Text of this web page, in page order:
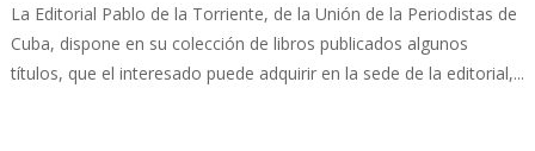
La Editorial Pablo de la Torriente, de la Unión de la Periodistas de
Cuba, dispone en su colección de libros publicados algunos
títulos, que el interesado puede adquirir en la sede de la editorial,...